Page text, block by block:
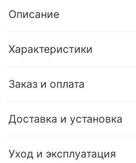
Описание
Характеристики
Заказ и оплата
Доставка и установка
Уход и эксплуатация